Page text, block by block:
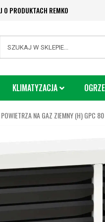
PRODUKTACH REMKO
KLIMATYZACJA
NA GAZ ZIEMNY (H) GPC 80